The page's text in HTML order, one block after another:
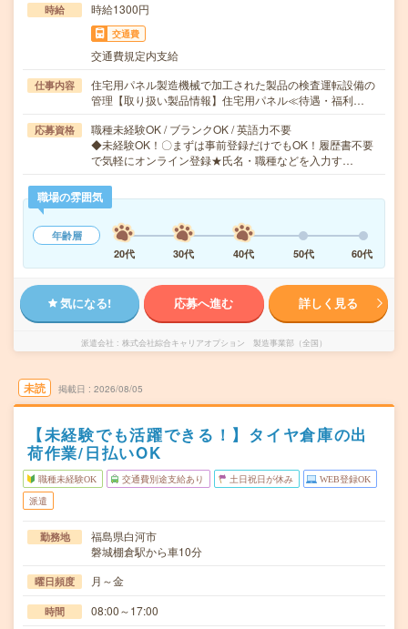
時給 時給1300円
交通費
交通費規定内支給
仕事内容
住宅用パネル製造機械で加工された製品の検査運転設備の
管理【取り扱い製品情報】住宅用パネル≪待遇・福利…
応募資格
職種未経験OK / ブランクOK / 英語力不要
◆未経験OK！〇まずは事前登録だけでもOK！履歴書不要
で気軽にオンライン登録★氏名・職種などを入力す…
職場の雰囲気
年齢層
20代
30代 40代 50代 60代
気になる! 応募へ進む 詳しく見る
派遣会社 株式会社綜合キャリアオプション 製造事業部（全国）
未読 掲載日 2026/08/05
【未経験でも活躍できる！】タイヤ倉庫の出
荷作業/日払いOK
職種未経験OK 交通費別途支給あり 土日祝日が休み WEB登録OK
派遣
勤務地
福島県白河市
磐城棚倉駅から車10分
曜日頻度 月～金
時間 08:00～17:00